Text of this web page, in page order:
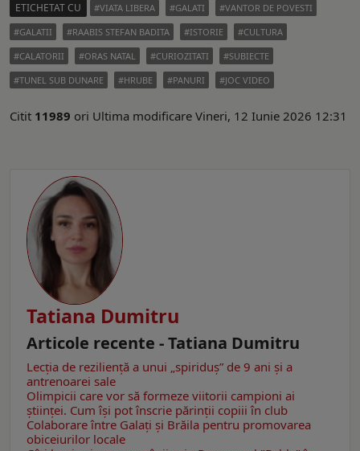
ETICHETAT CU VIATA LIBERA GALATI
VANTOR DE POVESTI
GALATII
RAABIS STEFAN BADITA ISTORIE
CULTURA
CALATORII
ORAS NATAL CURIOZITATI
SUBIECTE
TUNEL SUB DUNARE
HRUBE PANURI JOC VIDEO
Citit 11989 ori Ultima modificare Vineri, 12 Iunie 2026 12:31
Tatiana Dumitru
Articole recente - Tatiana Dumitru
Lecția de reziliență a unui „spiriduș” de 9 ani și a
antrenoarei sale
Olimpicii care vor să formeze viitorii campioni ai
științei. Cum își pot înscrie părinții copiii în club
Colaborare între Galați și Brăila pentru promovarea
obiceiurilor locale